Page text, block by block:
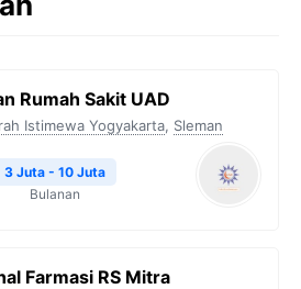
Rumah Sakit UAD
Istimewa Yogyakarta, Sleman
3 Juta - 10 Juta
Bulanan
Farmasi RS Mitra